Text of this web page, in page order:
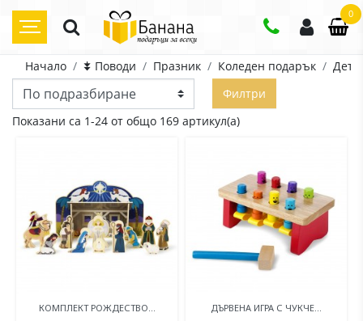
0
Начало ⯯ Поводи Празник Коледен подарък
Дете
Филтри
Показани са 1-24 от общо 169 артикул(а)
КОМПЛЕКТ РОЖДЕСТВО... ДЪРВЕНА ИГРА С ЧУКЧЕ...